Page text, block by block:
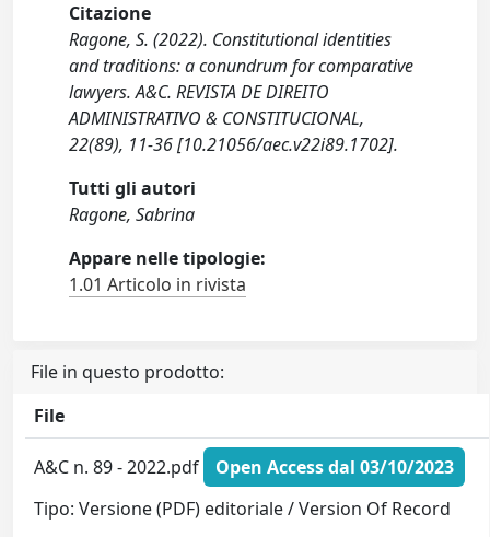
Citazione
Ragone, S. (2022). Constitutional identities
and traditions: a conundrum for comparative
lawyers. A&C. REVISTA DE DIREITO
ADMINISTRATIVO & CONSTITUCIONAL,
22(89), 11-36 [10.21056/aec.v22i89.1702].
Tutti gli autori
Ragone, Sabrina
Appare nelle tipologie:
1.01 Articolo in rivista
File in questo prodotto:
File
A&C n. 89 - 2022.pdf
Open Access dal 03/10/2023
Tipo: Versione (PDF) editoriale / Version Of Record